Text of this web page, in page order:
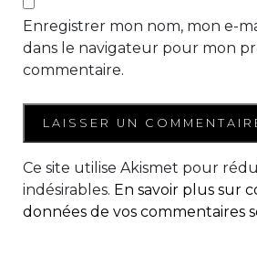
Enregistrer mon nom, mon e-
dans le navigateur pour mon
commentaire.
Ce site utilise Akismet pour
indésirables. En savoir plus sur
données de vos commentaires